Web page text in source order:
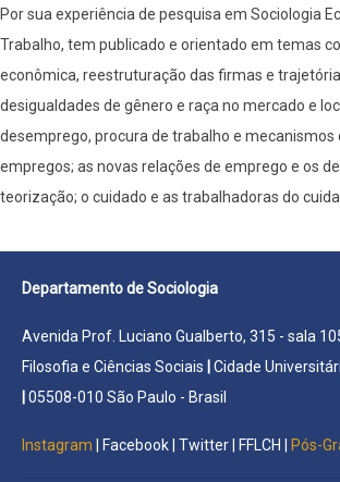
Por sua experiência de pesquisa em Sociologia
Trabalho, tem publicado e orientado em temas
econômica, reestruturação das firmas e
desigualdades de gênero e raça no mercado e
desemprego, procura de trabalho e mecanismos
empregos; as novas relações de emprego e os
teorização; o cuidado e as trabalhadoras do
Departamento de Sociologia
Avenida Prof. Luciano Gualberto, 315 - sala
Filosofia e Ciências Sociais
Cidade
05508-010 São Paulo - Brasil
Instagram Facebook Twitter FFLCH Pós-